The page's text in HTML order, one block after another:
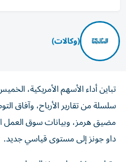
(وكالات)
تباين أداء الأسهم الأمريكية،
سلسلة من تقارير الأرباح، وآفاق
مضيق هرمز، وبيانات سوق
داو جونز إلى مستوى قياسي جديد.